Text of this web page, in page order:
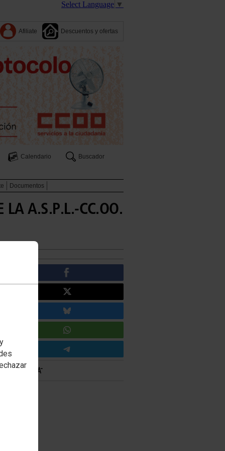
Select Language ▼
Afiliate Descuentos y ofertas
Calendario Buscador
Documentos
A.S.P.L.-CC.OO.